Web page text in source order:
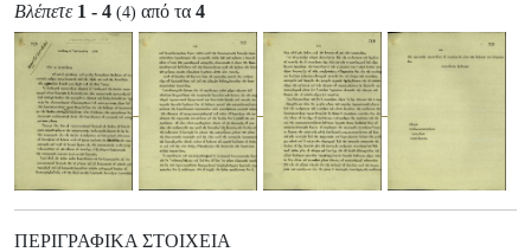
Βλέπετε 1 - 4 (4) από τα 4
ΠΕΡΙΓΡΑΦΙΚΆ ΣΤΟΙΧΕΊΑ